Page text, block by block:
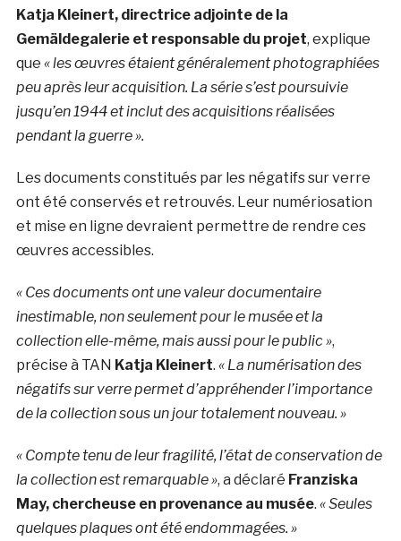
Katja Kleinert, directrice adjointe de la
Gemäldegalerie et responsable du projet, explique
que « les œuvres étaient généralement photographiées
peu après leur acquisition. La série s’est poursuivie
jusqu’en 1944 et inclut des acquisitions réalisées
pendant la guerre ».
Les documents constitués par les négatifs sur verre
ont été conservés et retrouvés. Leur numériosation
et mise en ligne devraient permettre de rendre ces
œuvres accessibles.
« Ces documents ont une valeur documentaire
inestimable, non seulement pour le musée et la
collection elle-même, mais aussi pour le public »,
précise à TAN Katja Kleinert. « La numérisation des
négatifs sur verre permet d’appréhender l’importance
de la collection sous un jour totalement nouveau. »
« Compte tenu de leur fragilité, l’état de conservation de
la collection est remarquable », a déclaré Franziska
May, chercheuse en provenance au musée. « Seules
quelques plaques ont été endommagées. »